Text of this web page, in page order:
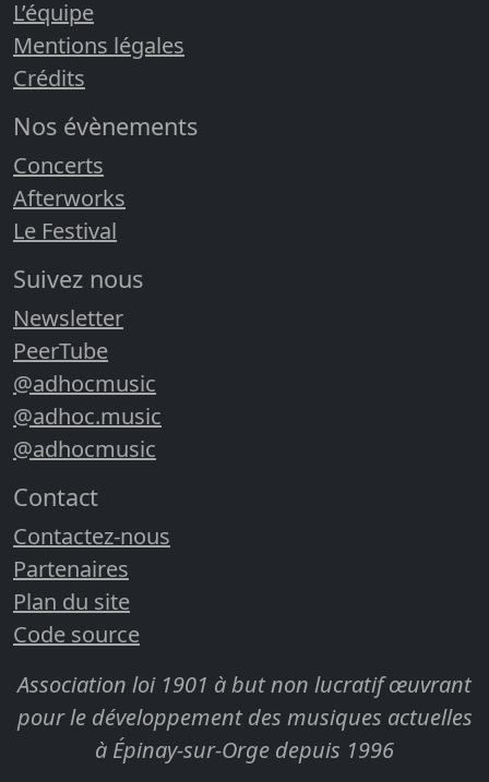
L’équipe
Mentions légales
Crédits
Nos évènements
Concerts
Afterworks
Le Festival
Suivez nous
Newsletter
PeerTube
@adhocmusic
@adhoc.music
@adhocmusic
Contact
Contactez-nous
Partenaires
Plan du site
Code source
Association loi 1901 à but non lucratif œuvrant
pour le développement des musiques actuelles
à Épinay-sur-Orge depuis 1996